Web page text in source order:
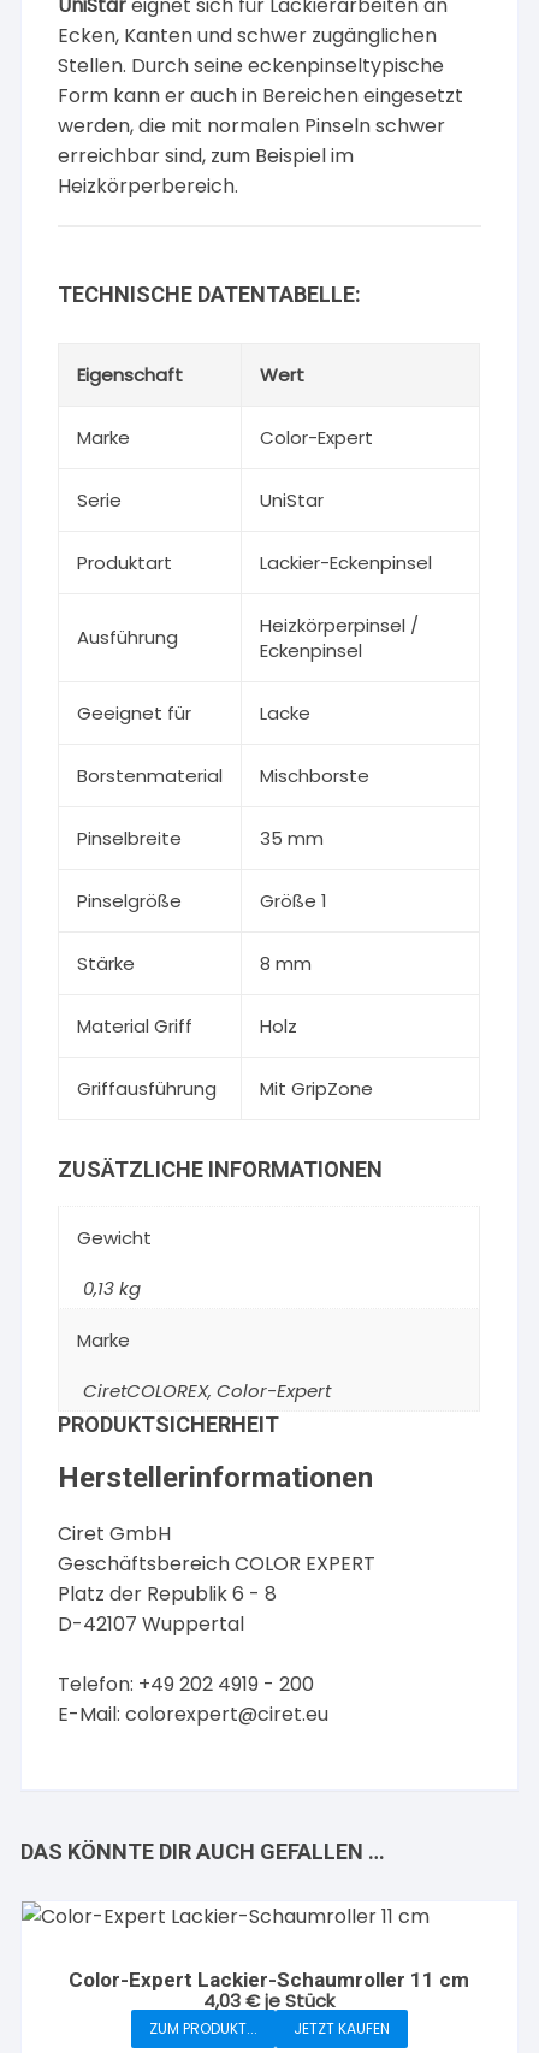
Ecken, Kanten und schwer zugänglichen
Stellen. Durch seine eckenpinseltypische
Form kann er auch in Bereichen eingesetzt
werden, die mit normalen Pinseln schwer
erreichbar sind, zum Beispiel im
Heizkörperbereich.
TECHNISCHE DATENTABELLE:
Eigenschaft Wert
Marke Color-Expert
Serie UniStar
Produktart Lackier-Eckenpinsel
Ausführung
Heizkörperpinsel /
Eckenpinsel
Geeignet für Lacke
Borstenmaterial Mischborste
Pinselbreite 35 mm
Pinselgröße Größe 1
Stärke 8 mm
Material Griff Holz
Griffausführung Mit GripZone
ZUSÄTZLICHE INFORMATIONEN
Gewicht
0,13 kg
Marke
CiretCOLOREX,Color-Expert
PRODUKTSICHERHEIT
Herstellerinformationen
Ciret GmbH
Geschäftsbereich COLOR EXPERT
Platz der Republik 6 - 8
D-42107 Wuppertal
Telefon: +49 202 4919 - 200
E-Mail:colorexpert@ciret.eu
DAS KÖNNTE DIR AUCH GEFALLEN …
Color-Expert Lackier-Schaumroller 11 cm
4,03€je Stück
ZUM PRODUKT... JETZT KAUFEN